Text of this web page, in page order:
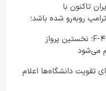
تاکنون با
روبه‌رو شده باشد؛
جنگنده نسل ششم آمریکا F-۴۷؛ نخستین پرواز
تقویت دانشگاه‌ها اعلام